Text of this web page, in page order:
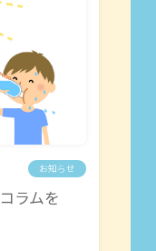
お知らせ
ラムを